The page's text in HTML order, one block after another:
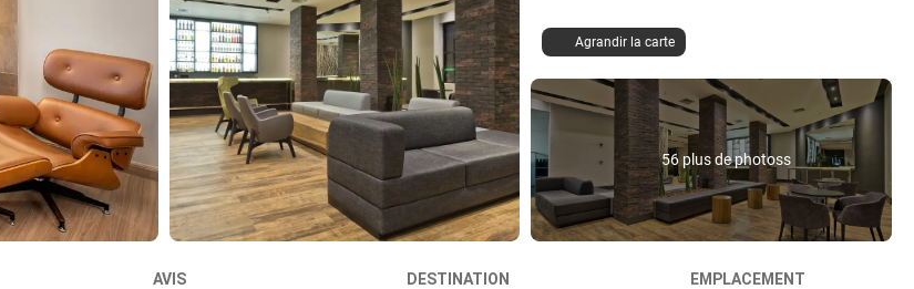
Agrandir la carte
56 plus de photoss
AVIS DESTINATION EMPLACEMENT